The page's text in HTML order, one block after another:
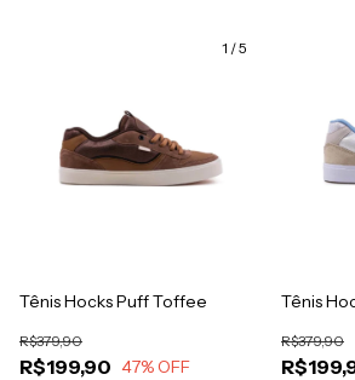
1 /5
Tênis Hocks Puff Toffee
R$199,90
R$379,90
47% OFF
Tênis
R$379,90